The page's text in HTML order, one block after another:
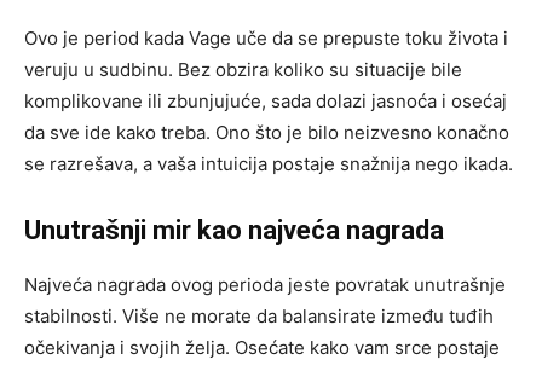
Ovo je period kada Vage uče da se prepuste toku života i
veruju u sudbinu. Bez obzira koliko su situacije bile
komplikovane ili zbunjujuće, sada dolazi jasnoća i osećaj
da sve ide kako treba. Ono što je bilo neizvesno konačno
se razrešava, a vaša intuicija postaje snažnija nego ikada.
Unutrašnji mir kao najveća nagrada
Najveća nagrada ovog perioda jeste povratak unutrašnje
stabilnosti. Više ne morate da balansirate između tuđih
očekivanja i svojih želja. Osećate kako vam srce postaje